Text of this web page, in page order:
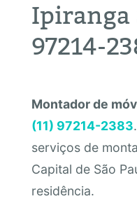
Ipiranga
97214-
Montador de
(11) 97214-2383
serviços de
Capital de São
residência.